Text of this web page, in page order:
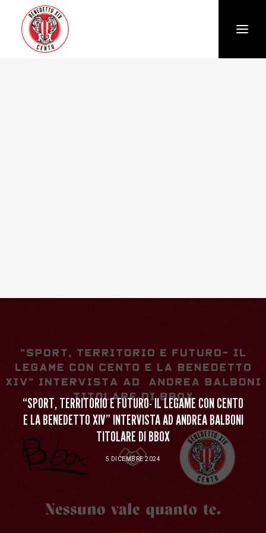
“SPORT, TERRITORIO E FUTURO- IL LEGAME CON CENTO
E LA BENEDETTO XIV” INTERVISTA AD ANDREA BALBONI
TITOLARE DI BBOX
5 DICEMBRE 2024